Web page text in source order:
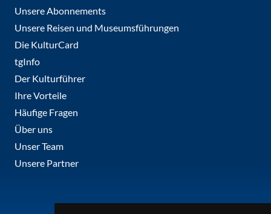
Unsere Abonnements
Unsere Reisen und Museumsführungen
Die KulturCard
tgInfo
Der Kulturführer
Ihre Vorteile
Häufige Fragen
Über uns
Unser Team
Unsere Partner